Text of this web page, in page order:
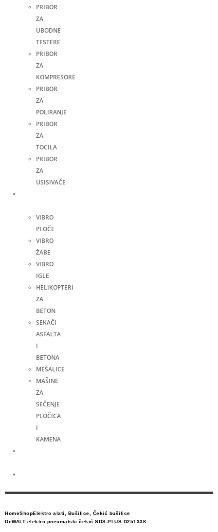
PRIBOR
ZA
UBODNE
TESTERE
PRIBOR
ZA
KOMPRESORE
PRIBOR
ZA
POLIRANJE
PRIBOR
ZA
TOCILA
PRIBOR
ZA
USISIVAČE
VIBRO
PLOČE
VIBRO
ŽABE
VIBRO
IGLE
HELIKOPTERI
ZA
BETON
SEKAČI
ASFALTA
I
BETONA
MEŠALICE
MAŠINE
ZA
SEČENJE
PLOČICA
I
KAMENA
HomeShopElektro alati Bušilice
Čekić bušilice
DeWALT elektro pneumatski čekić SDS-PLUS D25133K